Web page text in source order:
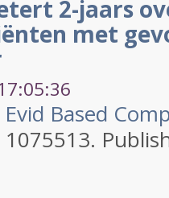
2-jaars
met
Evid Based